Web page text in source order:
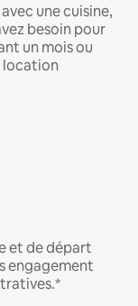
une cuisine,
besoin pour
un mois ou
location
et de départ
engagement